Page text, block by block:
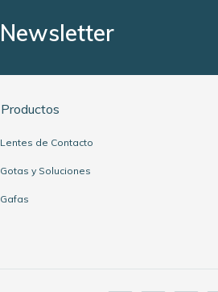
Newsletter
Productos
Lentes de Contacto
Gotas y Soluciones
Gafas